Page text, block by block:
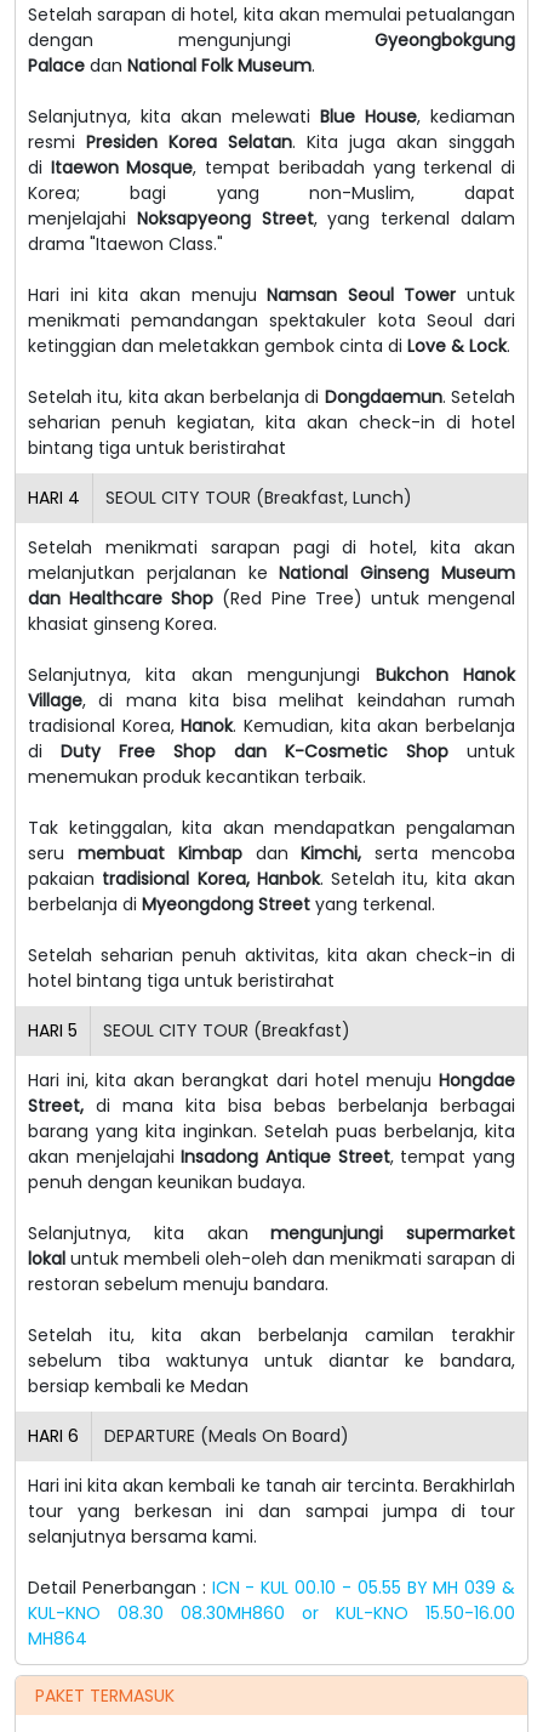
Setelah sarapan di hotel, kita akan memulai petualangan
dengan mengunjungi Gyeongbokgung
Palace dan National Folk Museum.
Selanjutnya, kita akan melewati Blue House, kediaman
resmi Presiden Korea Selatan. Kita juga akan singgah
di Itaewon Mosque, tempat beribadah yang terkenal di
Korea; bagi yang non-Muslim, dapat
menjelajahi Noksapyeong Street, yang terkenal dalam
drama "Itaewon Class."
Hari ini kita akan menujuNamsan Seoul Tower untuk
menikmati pemandangan spektakuler kota Seoul dari
ketinggian dan meletakkan gembok cinta di Love & Lock.
Setelah itu, kita akan berbelanja di Dongdaemun. Setelah
seharian penuh kegiatan, kita akan check-in di hotel
bintang tiga untuk beristirahat
HARI 4 SEOUL CITY TOUR (Breakfast, Lunch)
Setelah menikmati sarapan pagi di hotel, kita akan
melanjutkan perjalanan keNational Ginseng Museum
dan Healthcare Shop (Red Pine Tree) untuk mengenal
khasiat ginseng Korea.
Selanjutnya, kita akan mengunjungi Bukchon Hanok
Village, di mana kita bisa melihat keindahan rumah
tradisional Korea,Hanok. Kemudian, kita akan berbelanja
di Duty Free Shop dan K-Cosmetic Shop untuk
menemukan produk kecantikan terbaik.
Tak ketinggalan, kita akan mendapatkan pengalaman
seru membuat KimbapdanKimchi, serta mencoba
pakaian tradisional Korea, Hanbok. Setelah itu, kita akan
berbelanja di Myeongdong Street yang terkenal.
Setelah seharian penuh aktivitas, kita akan check-in di
hotel bintang tiga untuk beristirahat
HARI 5 SEOUL CITY TOUR (Breakfast)
Hari ini, kita akan berangkat dari hotel menuju Hongdae
Street, di mana kita bisa bebas berbelanja berbagai
barang yang kita inginkan. Setelah puas berbelanja, kita
akan menjelajahiInsadong Antique Street, tempat yang
penuh dengan keunikan budaya.
Selanjutnya, kita akanmengunjungi supermarket
lokal untuk membeli oleh-oleh dan menikmati sarapan di
restoran sebelum menuju bandara.
Setelah itu, kita akan berbelanja camilan terakhir
sebelum tiba waktunya untuk diantar ke bandara,
bersiap kembali ke Medan
HARI 6 DEPARTURE (Meals On Board)
Hari ini kita akan kembali ke tanah air tercinta. Berakhirlah
tour yang berkesan ini dan sampai jumpa di tour
selanjutnya bersama kami.
Detail Penerbangan : ICN - KUL 00.10 - 05.55 BY MH 039 &
KUL-KNO 08.30 08.30MH860 or KUL-KNO 15.50-16.00
MH864
PAKET TERMASUK